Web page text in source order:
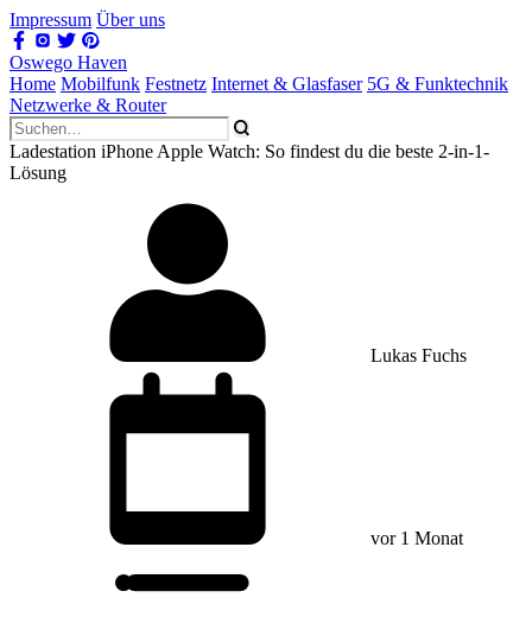
Impressum Über uns
Oswego Haven
Home Mobilfunk Festnetz Internet & Glasfaser 5G & Funktechnik
Netzwerke & Router
Ladestation iPhone Apple Watch: So findest du die beste 2-in-1-
Lösung
Lukas Fuchs
vor 1 Monat